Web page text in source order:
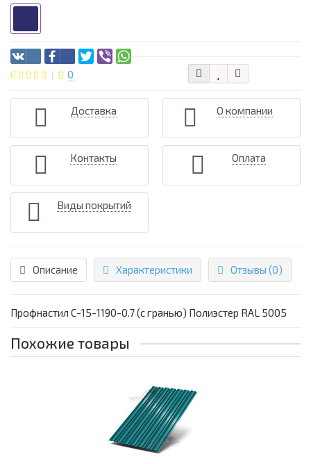
0
Доставка О компании
Контакты Оплата
Виды покрытий
Описание Характеристики Отзывы (0)
Профнастил С-15-1190-0.7 (с гранью) Полиэстер RAL 5005
Похожие товары